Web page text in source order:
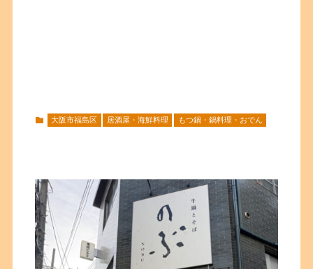
大阪市福島区 居酒屋・海鮮料理 もつ鍋・鍋料理・おでん